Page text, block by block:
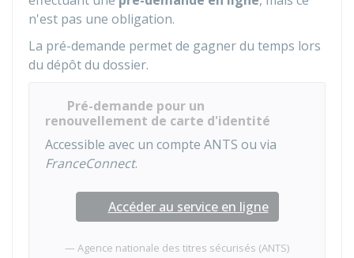
n'est pas une obligation.
La pré-demande permet de gagner du temps lors
du dépôt du dossier.
Pré-demande pour un
renouvellement de carte d'identité
Accessible avec un compte ANTS ou via
FranceConnect.
Accéder au service en ligne
Agence nationale des titres sécurisés (ANTS)